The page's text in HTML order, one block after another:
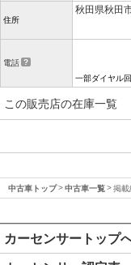
住所
秋田県秋田
電話
一部ダイヤル
この販売店の在庫一覧
中古車トップ 中古車一覧 掲載
カーセンサートップ